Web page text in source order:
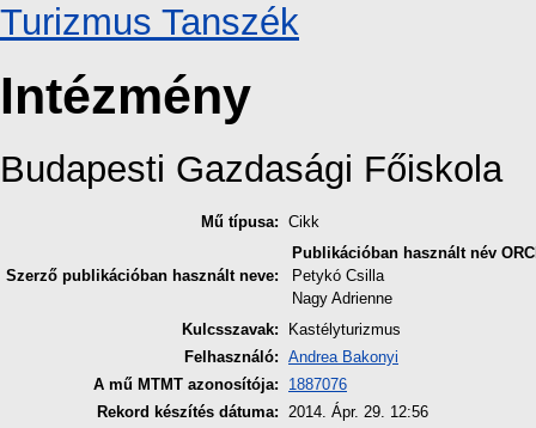
Turizmus Tanszék
Intézmény
Budapesti Gazdasági Főiskola
Mű típusa: Cikk
Szerző publikációban használt neve:
Publikációban használt név
Petykó Csilla
Nagy Adrienne
Kulcsszavak:
Kastélyturizmus
Felhasználó: Andrea Bakonyi
A mű MTMT azonosítója:
1887076
Rekord készítés dátuma: 2014. Ápr. 29. 12:56